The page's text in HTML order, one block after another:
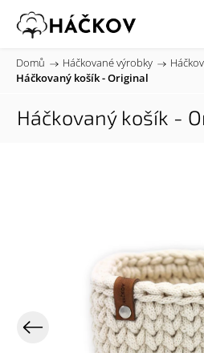
Domů / Háčkované výrobky /
Háčkovaný košík - Original
Háčkovaný košík -